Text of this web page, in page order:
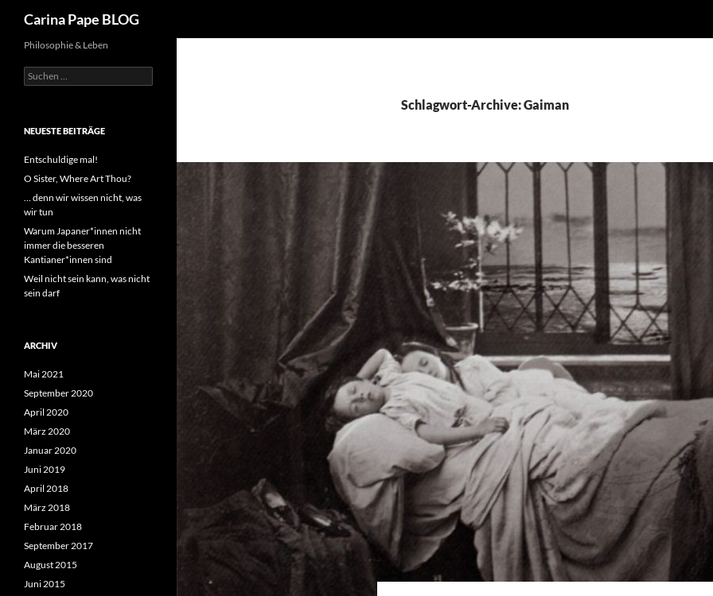
Carina Pape BLOG
Schlagwort-Archive: Gaiman
Philosophie & Leben
Suchen
nach:
NEUESTE BEITRÄGE
Entschuldige mal!
O Sister, Where Art Thou?
… denn wir wissen nicht, was
wir tun
Warum Japaner*innen nicht
immer die besseren
Kantianer*innen sind
Weil nicht sein kann, was nicht
sein darf
ARCHIV
Mai 2021
September 2020
April 2020
März 2020
Januar 2020
Juni 2019
April 2018
März 2018
Februar 2018
September 2017
August 2015
Juni 2015